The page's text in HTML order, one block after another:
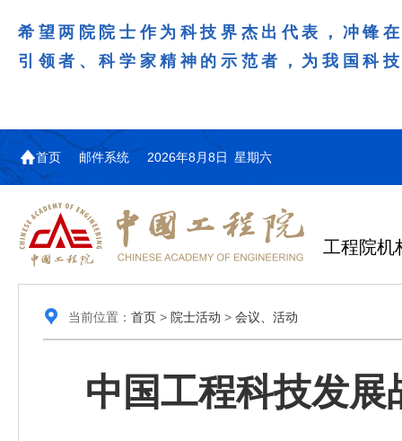
希望两院院士作为科技界杰出代表，冲锋
引领者、科学家精神的示范者，为我国科
首页 邮件系统 2026年8月8日 星期六
工程院机
当前位置： 首页> 院士活动 > 会议、活动
中国工程科技发